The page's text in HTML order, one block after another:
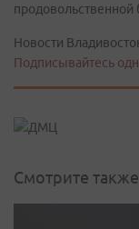
продовольственной
Новости
Подписывайтесь
Смотрите также